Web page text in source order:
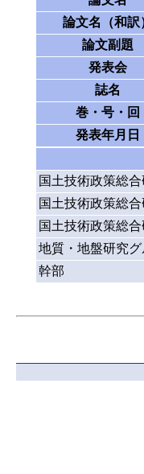
論文名（和訳
論文副題
発表会
誌名
巻・号・回
発表年月日
国土技術政策総
国土技術政策総
国土技術政策総
地質・地盤研究
幹部